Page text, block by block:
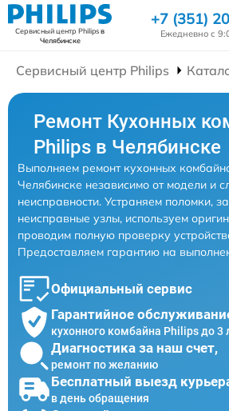
Сервисный центр Philipsв
Челябинске
+7 (351)
Ежедневно с
Сервисный центр Philips
Ремонт Кухонных
Philips в Челябинске
Выполняем ремонт кухонных
Челябинске независимо от модели и
неисправности. Устраняем поломки,
неисправные узлы, используем
проводим полную проверку
Предоставляем гарантию на
Официальный сервис
Гарантийное
кухонного комбайна Philips до 3
Диагностика за наш счет,
ремонт по желанию
Бесплатный выезд
в день обращения